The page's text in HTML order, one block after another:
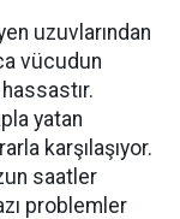
uzuvlarından
vücudun
yatan
karşılaşıyor.
saatler
problemler